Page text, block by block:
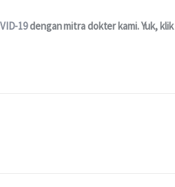
19 dengan mitra dokter kami. Yuk, klik